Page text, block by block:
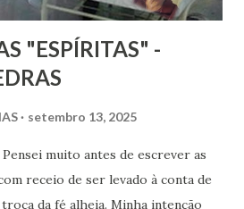
"ESPÍRITAS" -
setembro 13, 2025
muito antes de escrever as
receio de ser levado à conta de
da fé alheia. Minha intenção